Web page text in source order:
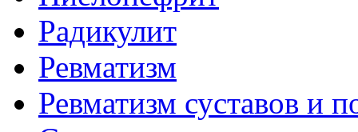
Радикулит
Ревматизм
Ревматизм суставов и